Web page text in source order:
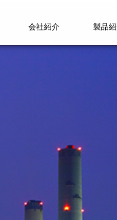
会社紹介 製品